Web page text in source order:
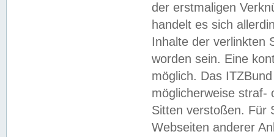
der erstmaligen
handelt es sich
Inhalte der verlinkten
worden sein. Eine
möglich. Das
möglicherweise straf-
Sitten verstoßen. Für
Webseiten anderer